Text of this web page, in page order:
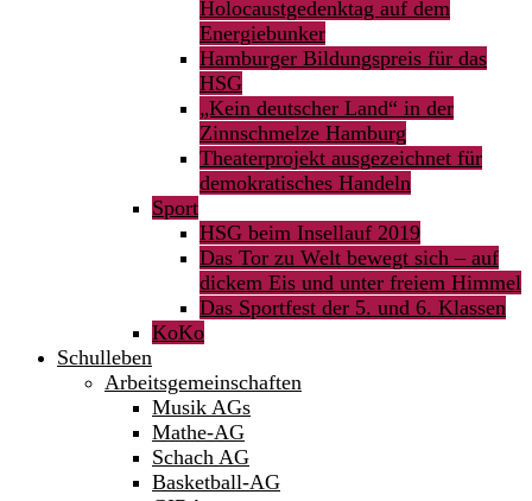
Holocaustgedenktag auf dem
Energiebunker
Hamburger Bildungspreis für das
HSG
„Kein deutscher Land“ in der
Zinnschmelze Hamburg
Theaterprojekt ausgezeichnet für
demokratisches Handeln
Sport
HSG beim Insellauf 2019
Das Tor zu Welt bewegt sich – auf
dickem Eis und unter freiem Himmel
Das Sportfest der 5. und 6. Klassen
KoKo
Schulleben
Arbeitsgemeinschaften
Musik AGs
Mathe-AG
Schach AG
Basketball-AG